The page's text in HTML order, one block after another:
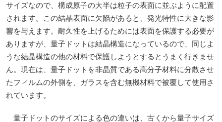
サイズなので、構成原子の大半は粒子の表面に並ぶように配置
されます。この結晶表面に欠陥があると、発光特性に大きな影
響を与えます。耐久性を上げるためには表面を保護する必要が
ありますが、量子ドットは結晶構造になっているので、同じよ
うな結晶構造の他の材料で保護しようとするとうまく行きませ
ん。現在は、量子ドットを非晶質である高分子材料に分散させ
たフィルムの外側を、ガラスを含む無機材料で被覆して使用さ
れています。
量子ドットのサイズによる色の違いは、古くから量子サイズ